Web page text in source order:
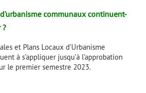
communaux continuent-
?
et Plans Locaux d’Urbanisme
à s’appliquer jusqu’à l’approbation
le premier semestre 2023.